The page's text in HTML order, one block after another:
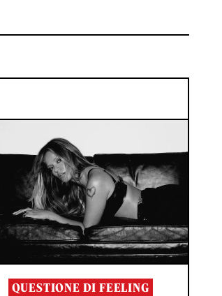
QUESTIONE DI FEELING